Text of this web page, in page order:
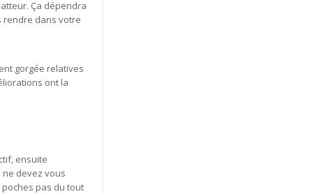
Ça dépendra
rendre dans votre
gorgée relatives
ont la
ensuite
ne devez vous
pas du tout